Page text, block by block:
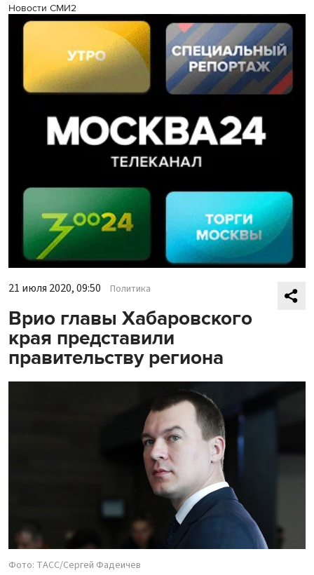
Новости СМИ2
21 июля 2020, 09:50 Политика
Врио главы Хабаровского
края представили
правительству региона
Фото: ТАСС/Сергей Фадеичев